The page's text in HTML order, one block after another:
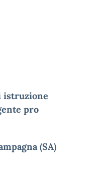
istruzione
pro
(SA)